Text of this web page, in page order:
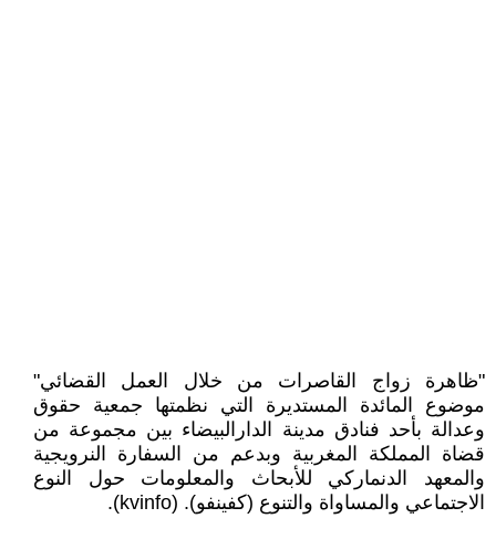
"ظاهرة زواج القاصرات من خلال العمل القضائي"
موضوع المائدة المستديرة التي نظمتها جمعية حقوق
وعدالة بأحد فنادق مدينة الدارالبيضاء بين مجموعة من
قضاة المملكة المغربية وبدعم من السفارة النرويجية
والمعهد الدنماركي للأبحاث والمعلومات حول النوع
الاجتماعي والمساواة والتنوع (كفينفو). (kvinfo).